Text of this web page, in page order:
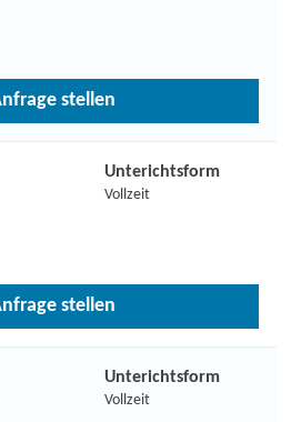
stellen
Unterichtsform
Vollzeit
stellen
Unterichtsform
Vollzeit